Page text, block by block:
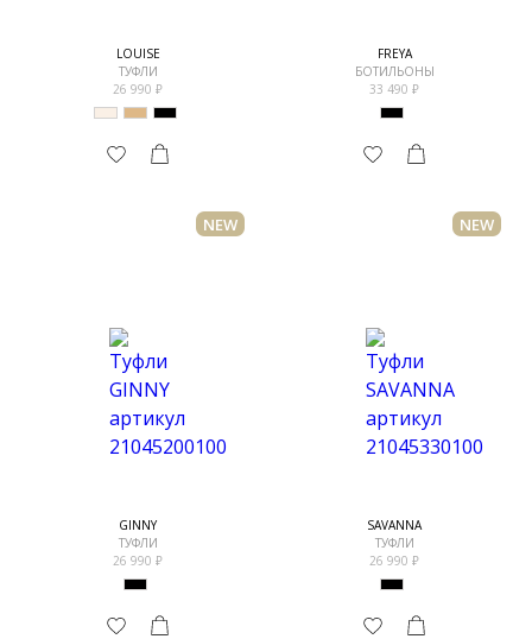
LOUISE
ТУФЛИ
26 990
FREYA
БОТИЛЬОНЫ
33 490
NEW
GINNY
ТУФЛИ
26 990
NEW
SAVANNA
ТУФЛИ
26 990